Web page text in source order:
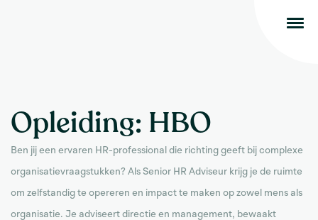
Opleiding: HBO
Ben jij een ervaren HR-professional die richting geeft bij complexe
organisatievraagstukken? Als Senior HR Adviseur krijg je de ruimte
om zelfstandig te opereren en impact te maken op zowel mens als
organisatie. Je adviseert directie en management, bewaakt